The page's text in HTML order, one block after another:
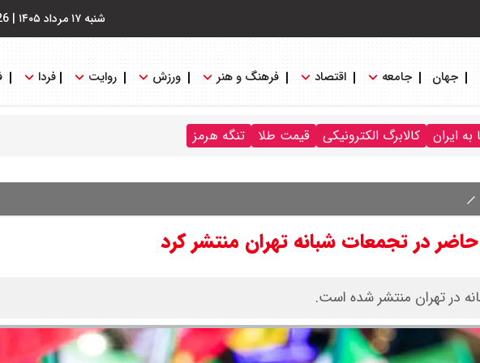
شنبه ۱۷ مرداد ۱۴۰۵ |
جهان جامعه اقتصاد فرهنگ و هنر ورزش روایت فردا
ایران کالابرگ الکترونیکی قیمت طلا تنگه هرمز
در تجمعات شبانه تهران منتشر کرد
در تهران منتشر شده است.